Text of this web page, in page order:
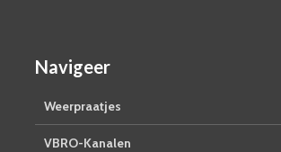
Navigeer
Weerpraatjes
VBRO-Kanalen